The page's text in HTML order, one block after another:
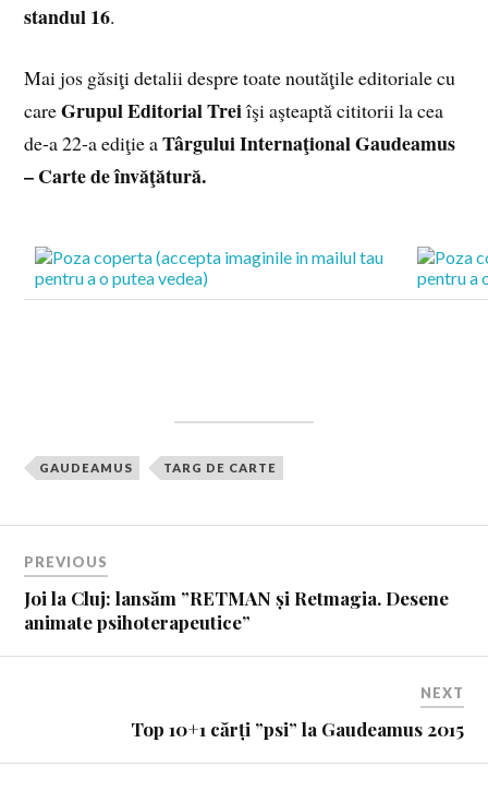
standul 16.
Mai jos găsiţi detalii despre toate noutăţile editoriale cu
careGrupul Editorial Treiîşi aşteaptă cititorii la cea
de-a 22-a ediţie aTârgului Internaţional Gaudeamus
– Carte de învăţătură.
GAUDEAMUS TARG DE CARTE
PREVIOUS
Joi la Cluj: lansăm ”RETMAN și Retmagia. Desene
animate psihoterapeutice”
NEXT
Top 10+1 cărți ”psi” la Gaudeamus 2015